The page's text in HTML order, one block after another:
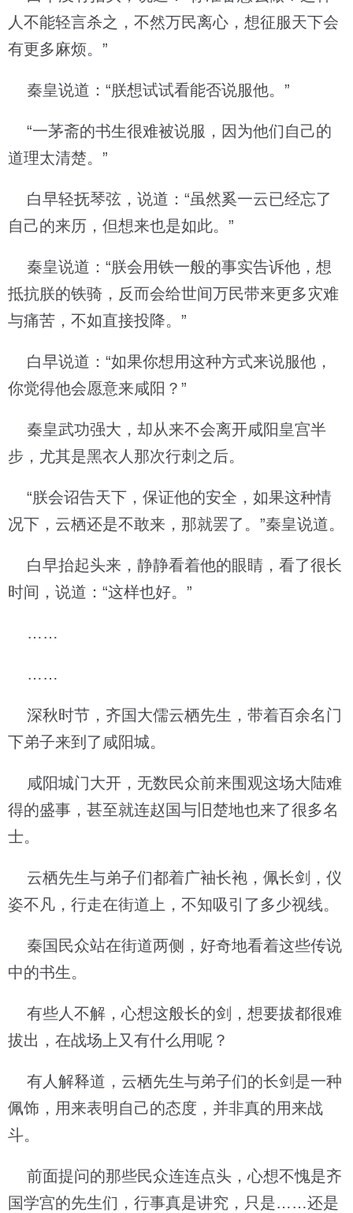
人不能轻言杀之，不然万民离心，想征服天下会
有更多麻烦。”
秦皇说道：“朕想试试看能否说服他。”
“一茅斋的书生很难被说服，因为他们自己的
道理太清楚。”
白早轻抚琴弦，说道：“虽然奚一云已经忘了
自己的来历，但想来也是如此。”
秦皇说道：“朕会用铁一般的事实告诉他，想
抵抗朕的铁骑，反而会给世间万民带来更多灾难
与痛苦，不如直接投降。”
白早说道：“如果你想用这种方式来说服他，
你觉得他会愿意来咸阳？”
秦皇武功强大，却从来不会离开咸阳皇宫半
步，尤其是黑衣人那次行刺之后。
“朕会诏告天下，保证他的安全，如果这种情
况下，云栖还是不敢来，那就罢了。”秦皇说道。
白早抬起头来，静静看着他的眼睛，看了很长
时间，说道：“这样也好。”
……
……
深秋时节，齐国大儒云栖先生，带着百余名门
下弟子来到了咸阳城。
咸阳城门大开，无数民众前来围观这场大陆难
得的盛事，甚至就连赵国与旧楚地也来了很多名
士。
云栖先生与弟子们都着广袖长袍，佩长剑，仪
姿不凡，行走在街道上，不知吸引了多少视线。
秦国民众站在街道两侧，好奇地看着这些传说
中的书生。
有些人不解，心想这般长的剑，想要拔都很难
拔出，在战场上又有什么用呢？
有人解释道，云栖先生与弟子们的长剑是一种
佩饰，用来表明自己的态度，并非真的用来战
斗。
前面提问的那些民众连连点头，心想不愧是齐
国学宫的先生们，行事真是讲究，只是……还是